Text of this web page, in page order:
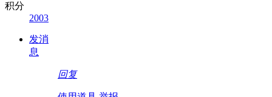
积分
2003
发消
息
回复